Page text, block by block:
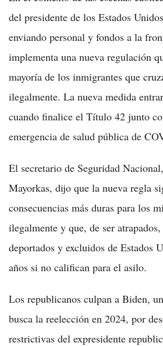
del presidente de los Estados
enviando personal y fondos a la
implementa una nueva regulación
mayoría de los inmigrantes que
ilegalmente. La nueva medida
cuando finalice el Título 42 junto
emergencia de salud pública de
El secretario de Seguridad
Mayorkas, dijo que la nueva regla
consecuencias más duras para los
ilegalmente y que, de ser
deportados y excluidos de Estados
años si no califican para el asilo.
Los republicanos culpan a Biden,
busca la reelección en 2024, por
restrictivas del expresidente